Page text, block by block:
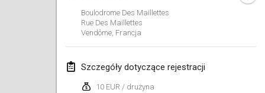
Boulodrome Des Maillettes
Rue Des Maillettes
Vendôme, Francja
Szczegóły dotyczące rejestracji
10 EUR / drużyna
luty 2023
4 lut 2023| Francja